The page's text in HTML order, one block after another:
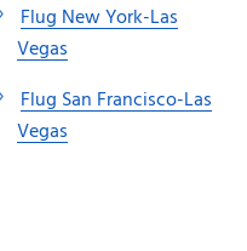
Flug New York-Las
Vegas
Flug San Francisco-Las
Vegas